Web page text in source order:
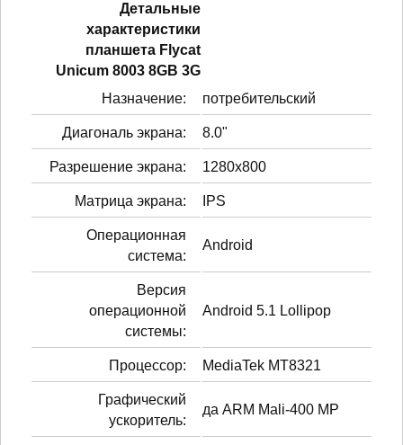
Детальные
характеристики
планшетa Flycat
Unicum 8003 8GB 3G
Назначение:
потребительский
Диагональ экрана: 8.0"
Разрешение экрана: 1280x800
Матрица экрана: IPS
Операционная
система:
Android
Версия
операционной
системы:
Android 5.1 Lollipop
Процессор: MediaTek MT8321
Графический
ускоритель:
да ARM Mali-400 MP